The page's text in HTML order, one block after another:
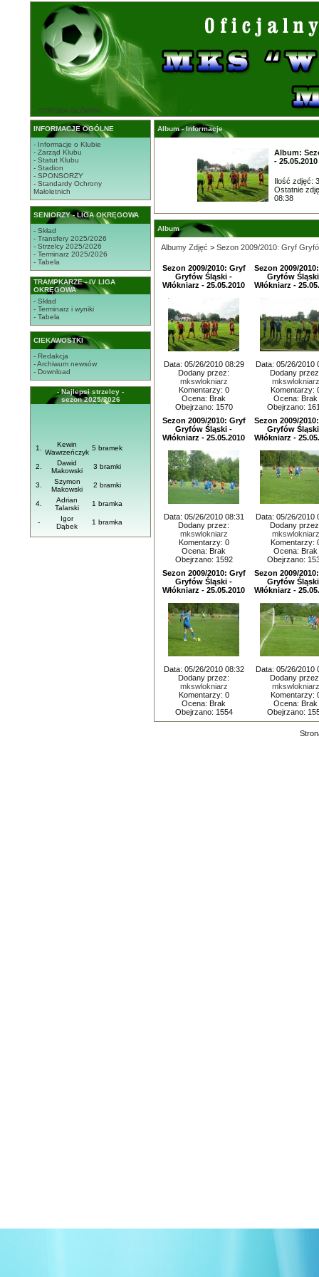
STRONA GŁÓWNA
INFORMACJE OGÓLNE
- Informacje o Klubie
- Zarząd Klubu
- Statut Klubu
- Stadion
- SPONSORZY
- Standardy Ochrony
Małoletnich
SENIORZY - LIGA OKRĘGOWA
- Skład
- Transfery 2025/2026
- Strzelcy 2025/2026
- Terminarz 2025/2026
- Tabela
TRAMPKARZE - IV LIGA
OKRĘGOWA
- Skład
- Terminarz i wyniki
- Tabela
CIEKAWOSTKI
- Redakcja
- Archiwum newsów
- Download
- Najlepsi strzelcy -
sezon 2025/2026
1.
Kewin
Wawrzeńczyk
5 bramek
2.
Dawid
Makowski
3 bramki
3.
Szymon
Makowski
2 bramki
4.
Adrian
Talarski
1 bramka
-
Igor
Dąbek
1 bramka
Album - Informacje
Album:
- 25.05.2010
Ilość zdjęć:
Ostatnie
08:38
Album
Albumy Zdjęć > Sezon 2009/2010: Gryf
Sezon 2009/2010: Gryf
Gryfów Śląski -
Włókniarz - 25.05.2010
Data: 05/26/2010 08:29
Dodany przez:
mkswlokniarz
Komentarzy: 0
Ocena: Brak
Obejrzano: 1570
Sezon 2009/
Gryfów
Włókniarz -
Data: 05/26/2010
Dodany
mkswlokniarz
Komentarzy:
Ocena: Brak
Obejrzano:
Sezon 2009/2010: Gryf
Gryfów Śląski -
Włókniarz - 25.05.2010
Data: 05/26/2010 08:31
Dodany przez:
mkswlokniarz
Komentarzy: 0
Ocena: Brak
Obejrzano: 1592
Sezon 2009/
Gryfów
Włókniarz -
Data: 05/26/2010
Dodany
mkswlokniarz
Komentarzy:
Ocena: Brak
Obejrzano:
Sezon 2009/2010: Gryf
Gryfów Śląski -
Włókniarz - 25.05.2010
Data: 05/26/2010 08:32
Dodany przez:
mkswlokniarz
Komentarzy: 0
Ocena: Brak
Obejrzano: 1554
Sezon 2009/
Gryfów
Włókniarz -
Data: 05/26/2010
Dodany
mkswlokniarz
Komentarzy:
Ocena: Brak
Obejrzano: